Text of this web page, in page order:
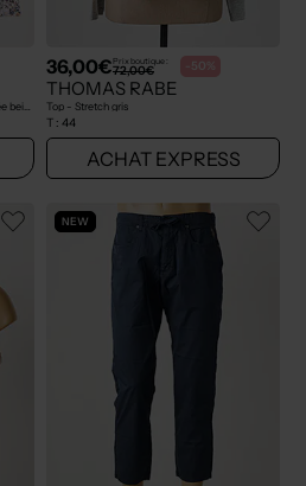
36,00€Prix boutique :
72,00€ -50%
THOMAS RABE
Top - Stretch gris
T : 44
ACHAT EXPRESS
NEW